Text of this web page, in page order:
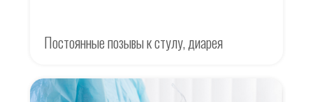
Постоянные позывы к стулу, диарея